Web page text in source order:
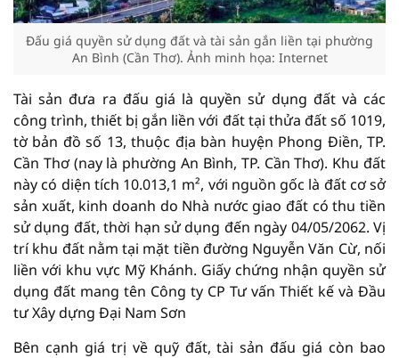
Đấu giá quyền sử dụng đất và tài sản gắn liền tại phường
An Bình (Cần Thơ). Ảnh minh họa: Internet
Tài sản đưa ra đấu giá là quyền sử dụng đất và các
công trình, thiết bị gắn liền với đất tại thửa đất số 1019,
tờ bản đồ số 13, thuộc địa bàn huyện Phong Điền, TP.
Cần Thơ (nay là phường An Bình, TP. Cần Thơ). Khu đất
này có diện tích 10.013,1 m², với nguồn gốc là đất cơ sở
sản xuất, kinh doanh do Nhà nước giao đất có thu tiền
sử dụng đất, thời hạn sử dụng đến ngày 04/05/2062. Vị
trí khu đất nằm tại mặt tiền đường Nguyễn Văn Cừ, nối
liền với khu vực Mỹ Khánh. Giấy chứng nhận quyền sử
dụng đất mang tên Công ty CP Tư vấn Thiết kế và Đầu
tư Xây dựng Đại Nam Sơn
Bên cạnh giá trị về quỹ đất, tài sản đấu giá còn bao